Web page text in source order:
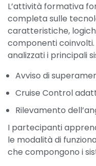
L’attività formativa
completa sulle
caratteristiche,
componenti
analizzati i principali
Avviso di
Cruise Control
Rilevamento
I partecipanti
le modalità di
che compongono i